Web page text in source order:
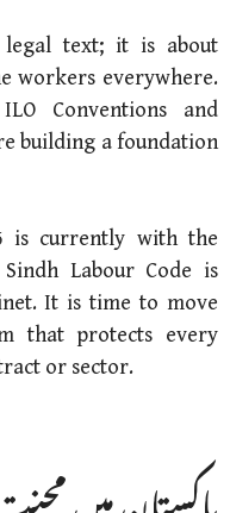
text; it is about
workers everywhere.
Conventions and
building a foundation
is currently with the
Labour Code is
It is time to move
that protects every
or sector.